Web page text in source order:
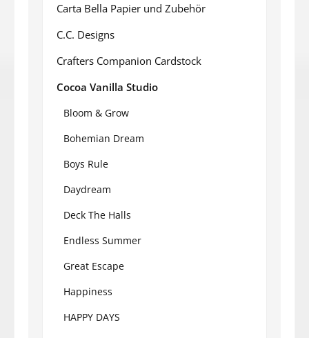
Carta Bella Papier und Zubehör
C.C. Designs
Crafters Companion Cardstock
Cocoa Vanilla Studio
Bloom & Grow
Bohemian Dream
Boys Rule
Daydream
Deck The Halls
Endless Summer
Great Escape
Happiness
HAPPY DAYS